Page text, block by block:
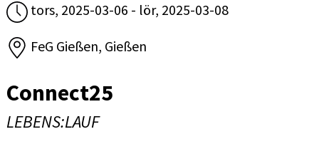
tors, 2025-03-06 - lör, 2025-03-08
FeG Gießen, Gießen
Connect25
LEBENS:LAUF